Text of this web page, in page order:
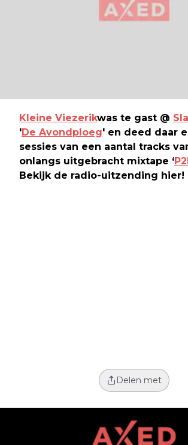
Kleine Viezerikwas te gast @
'De Avondploeg' en deed daar
sessies van een aantal tracks
onlangs uitgebracht mixtape ‘
Bekijk de radio-uitzending hier!
Delen met